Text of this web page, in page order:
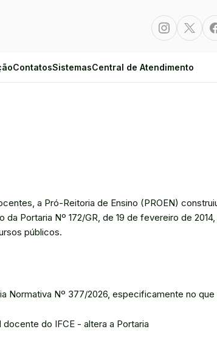
Instagram
ContatosSistemasCentral de Atendimento
a Pró-Reitoria de Ensino (PROEN)
Portaria Nº 172/GR, de 19 de fevereiro de 2014,
públicos.
Normativa Nº 377/2026, especificamente no que